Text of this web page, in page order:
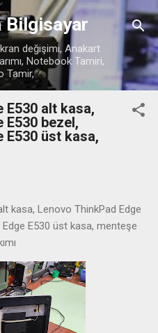
Ana içeriğe atla
Bilgisayar
değişimi, Anakart
Notebook Tamiri,
Tamir,
E530 alt kasa,
E530 bezel,
E530 üst kasa,
kasa, Lenovo ThinkPad Edge
E530 üst kasa, menteşe